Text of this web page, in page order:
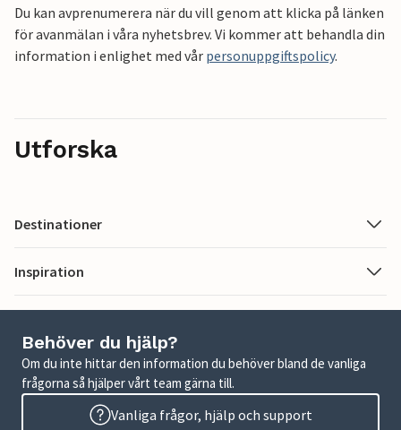
Du kan avprenumerera när du vill genom att klicka på länken
för avanmälan i våra nyhetsbrev. Vi kommer att behandla din
information i enlighet med vår personuppgiftspolicy.
Utforska
Destinationer
Inspiration
Behöver du hjälp?
Om du inte hittar den information du behöver bland de vanliga
frågorna så hjälper vårt team gärna till.
Vanliga frågor, hjälp och support